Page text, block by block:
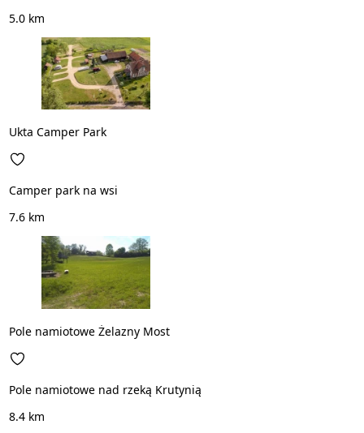
5.0 km
Ukta Camper Park
Camper park na wsi
7.6 km
Pole namiotowe Żelazny Most
Pole namiotowe nad rzeką Krutynią
8.4 km